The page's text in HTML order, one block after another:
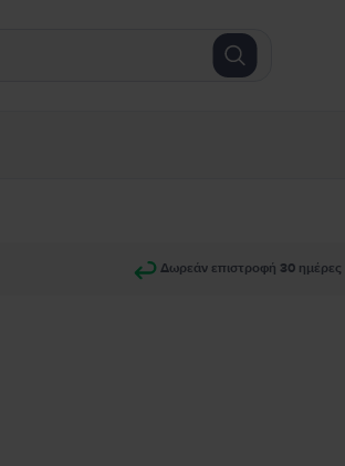
Δωρεάν επιστροφή 30 ημέρες